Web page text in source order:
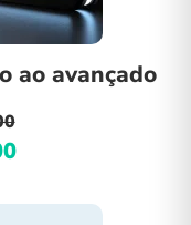
ao avançado
O
atual